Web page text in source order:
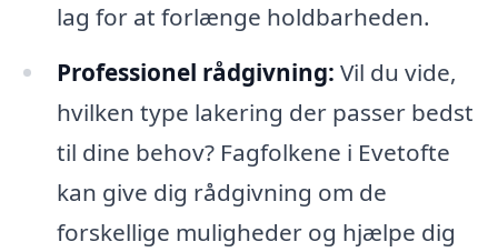
lag for at forlænge holdbarheden.
Professionel rådgivning: Vil du vide,
hvilken type lakering der passer bedst
til dine behov? Fagfolkene i Evetofte
kan give dig rådgivning om de
forskellige muligheder og hjælpe dig